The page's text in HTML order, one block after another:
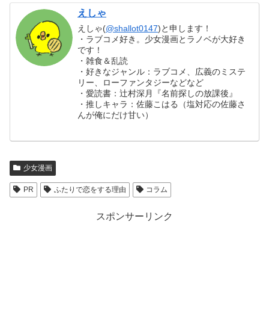
えしゃ
えしゃ(@shallot0147)と申します！
・ラブコメ好き。少女漫画とラノベが大好き
です！
・雑食＆乱読
・好きなジャンル：ラブコメ、広義のミステ
リー、ローファンタジーなどなど
・愛読書：辻村深月『名前探しの放課後』
・推しキャラ：佐藤こはる（塩対応の佐藤さ
んが俺にだけ甘い）
少女漫画
PR ふたりで恋をする理由 コラム
スポンサーリンク